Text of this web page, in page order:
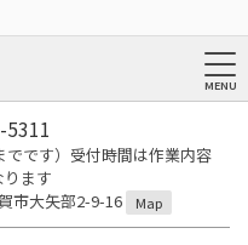
でです）受付時間は作業内容
ります
市大矢部2-9-16
Map